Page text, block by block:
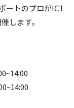
ートのプロがICT
します。